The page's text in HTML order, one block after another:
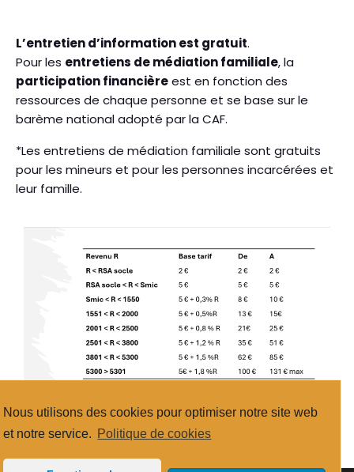
Nous utilisons des cookies pour optimiser notre site web
et notre service. Politique de cookies
L’entretien d’information est gratuit.
Pour les entretiens de médiation familiale, la
participation financièreest en fonction des
ressources de chaque personne et se base sur le
barème national adopté par la CAF.
*Les entretiens de médiation familiale sont gratuits
pour les mineurs et pour les personnes incarcérées et
leur famille.